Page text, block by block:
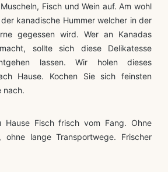
Fisch und Wein auf. Am wohl
kanadische Hummer welcher in der
gegessen wird. Wer an Kanadas
sollte sich diese Delikatesse
lassen. Wir holen dieses
Hause. Kochen Sie sich feinsten
nach.
Hause Fisch frisch vom Fang. Ohne
ohne lange Transportwege. Frischer